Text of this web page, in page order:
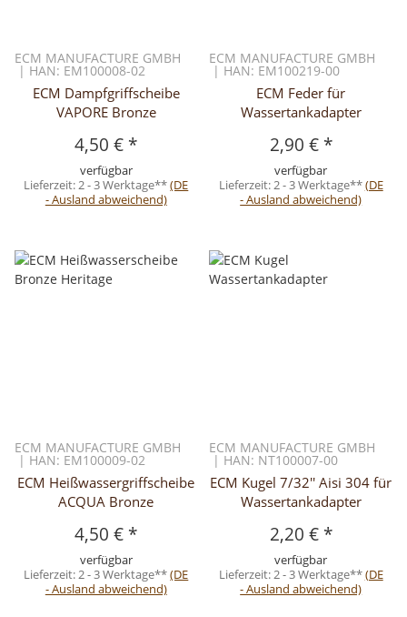
ECM MANUFACTURE GMBH
| HAN: EM100008-02
ECM Dampfgriffscheibe
VAPORE Bronze
4,50 € *
verfügbar
Lieferzeit:2 - 3 Werktage**(DE
- Ausland abweichend)
ECM MANUFACTURE GMBH
| HAN: EM100219-00
ECM Feder für
Wassertankadapter
2,90 € *
verfügbar
Lieferzeit:2 - 3 Werktage**(DE
- Ausland abweichend)
ECM MANUFACTURE GMBH
| HAN: EM100009-02
ECM Heißwassergriffscheibe
ACQUA Bronze
4,50 € *
verfügbar
Lieferzeit:2 - 3 Werktage**(DE
- Ausland abweichend)
ECM MANUFACTURE GMBH
| HAN: NT100007-00
ECM Kugel 7/32'' Aisi 304 für
Wassertankadapter
2,20 € *
verfügbar
Lieferzeit:2 - 3 Werktage**(DE
- Ausland abweichend)